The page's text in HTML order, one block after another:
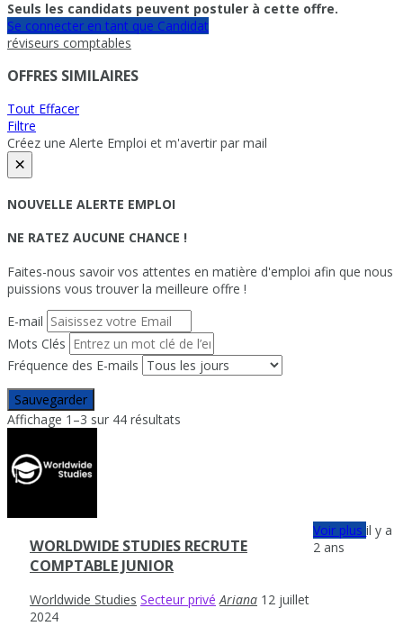
Seuls les candidats peuvent postuler à cette offre.
Se connecter en tant que Candidat
réviseurs comptables
OFFRES SIMILAIRES
Tout Effacer
Filtre
Créez une Alerte Emploi et m'avertir par mail
×
NOUVELLE ALERTE EMPLOI
NE RATEZ AUCUNE CHANCE !
Faites-nous savoir vos attentes en matière d'emploi afin que nous
puissions vous trouver la meilleure offre !
E-mail
Mots Clés
Fréquence des E-mails
Sauvegarder
Affichage 1–3 sur 44 résultats
WORLDWIDE STUDIES RECRUTE
COMPTABLE JUNIOR
Worldwide Studies Secteur privé Ariana 12 juillet
2024
Voir plusil y a
2 ans